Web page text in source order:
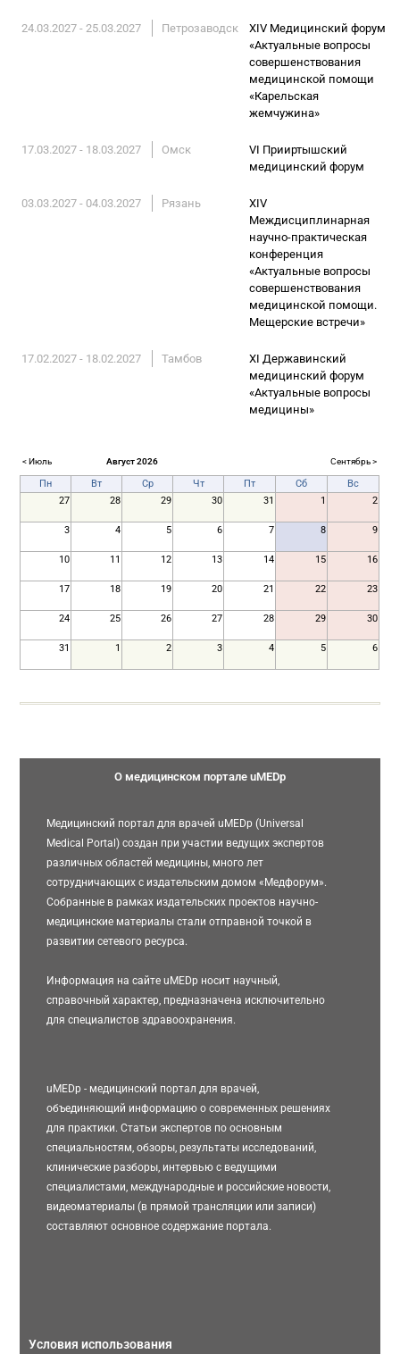
24.03.2027 - 25.03.2027 Петрозаводск
XIV Медицинский форум
«Актуальные вопросы
совершенствования
медицинской помощи
«Карельская
жемчужина»
17.03.2027 - 18.03.2027 Омск
VI Прииртышский
медицинский форум
03.03.2027 - 04.03.2027 Рязань
XIV
Междисциплинарная
научно-практическая
конференция
«Актуальные вопросы
совершенствования
медицинской помощи.
Мещерские встречи»
17.02.2027 - 18.02.2027 Тамбов
XI Державинский
медицинский форум
«Актуальные вопросы
медицины»
< Июль Август 2026 Сентябрь >
Пн Вт Ср Чт Пт Сб
Вс
27
28 29 30 31 1 2
3 4 5 6 7 8 9
10 11 12 13 14 15 16
17 18 19 20 21 22 23
24 25 26 27 28 29 30
31 1 2 3 4 5 6
О медицинском портале uMEDp
Медицинский портал для врачей uMEDp (Universal
Medical Portal) создан при участии ведущих экспертов
различных областей медицины, много лет
сотрудничающих с издательским домом «Медфорум».
Собранные в рамках издательских проектов научно-
медицинские материалы стали отправной точкой в
развитии сетевого ресурса.
Информация на сайте uMEDp носит научный,
справочный характер, предназначена исключительно
для специалистов здравоохранения.
uMEDp - медицинский портал для врачей,
объединяющий информацию о современных решениях
для практики. Статьи экспертов по основным
специальностям, обзоры, результаты исследований,
клинические разборы, интервью с ведущими
специалистами, международные и российские новости,
видеоматериалы (в прямой трансляции или записи)
составляют основное содержание портала.
Условия использования